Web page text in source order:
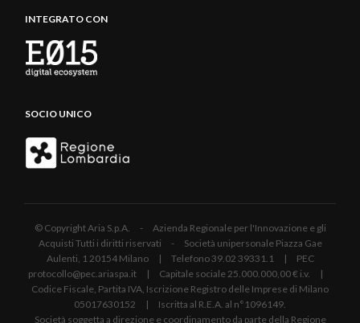
INTEGRATO CON
SOCIO UNICO
© Copyright Aria S.p.A. - Azienda Regionale per l'Innovazione e gli
Acquisti Tutti i diritti riservati - Società unipersonale Piazza Gae
Aulenti, 1 20154 Milano | Telefono 39.02 39331.1 | PEC
protocollo@pec.ariaspa.it | Capitale sociale 25.000.000,00 € i.v. |
Codice Fiscale, Partita IVA, Iscrizione Registro delle Imprese di Milano
05017630152 | Iscritta al R.E.A. al n°1096149.
Società soggetta a direzione e coordinamento da parte della Regione